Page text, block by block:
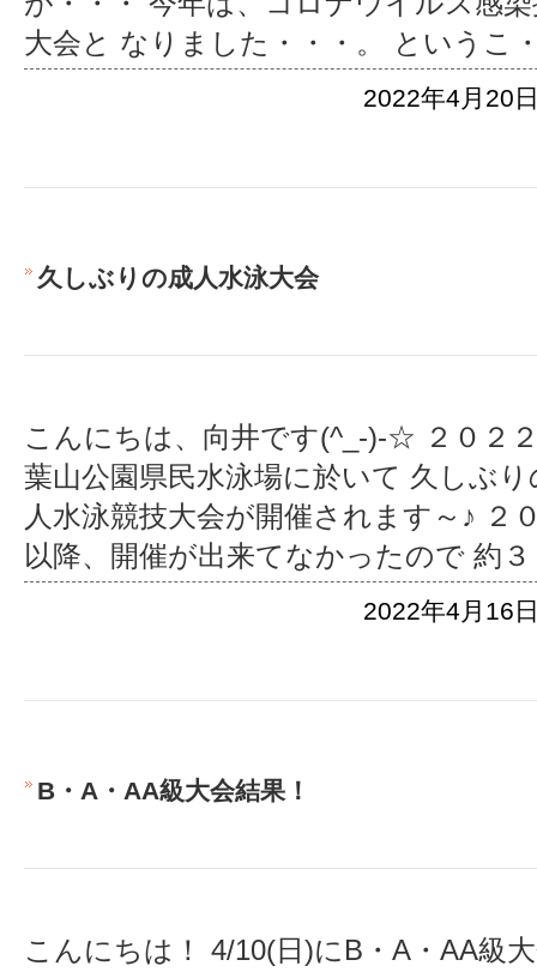
大会と なりました・・・。 というこ
2022年4月20
久しぶりの成人水泳大会
こんにちは、向井です(^_-)-☆ ２０２
葉山公園県民水泳場に於いて 久しぶ
人水泳競技大会が開催されます～♪ ２
以降、開催が出来てなかったので 約３
2022年4月16
B・A・AA級大会結果！
こんにちは！ 4/10(日)にB・A・AA級